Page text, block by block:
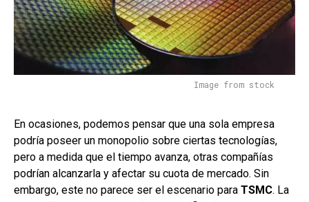
Image from stock
En ocasiones, podemos pensar que una sola empresa
podría poseer un monopolio sobre ciertas tecnologías,
pero a medida que el tiempo avanza, otras compañías
podrían alcanzarla y afectar su cuota de mercado. Sin
embargo, este no parece ser el escenario para TSMC. La